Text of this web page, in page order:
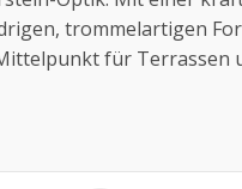
trommelartigen
für Terrassen